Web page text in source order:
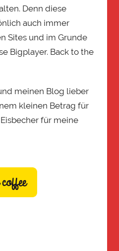
Denn diese
auch immer
Sites und im Grunde
Bigplayer. Back to the
meinen Blog lieber
kleinen Betrag für
für meine